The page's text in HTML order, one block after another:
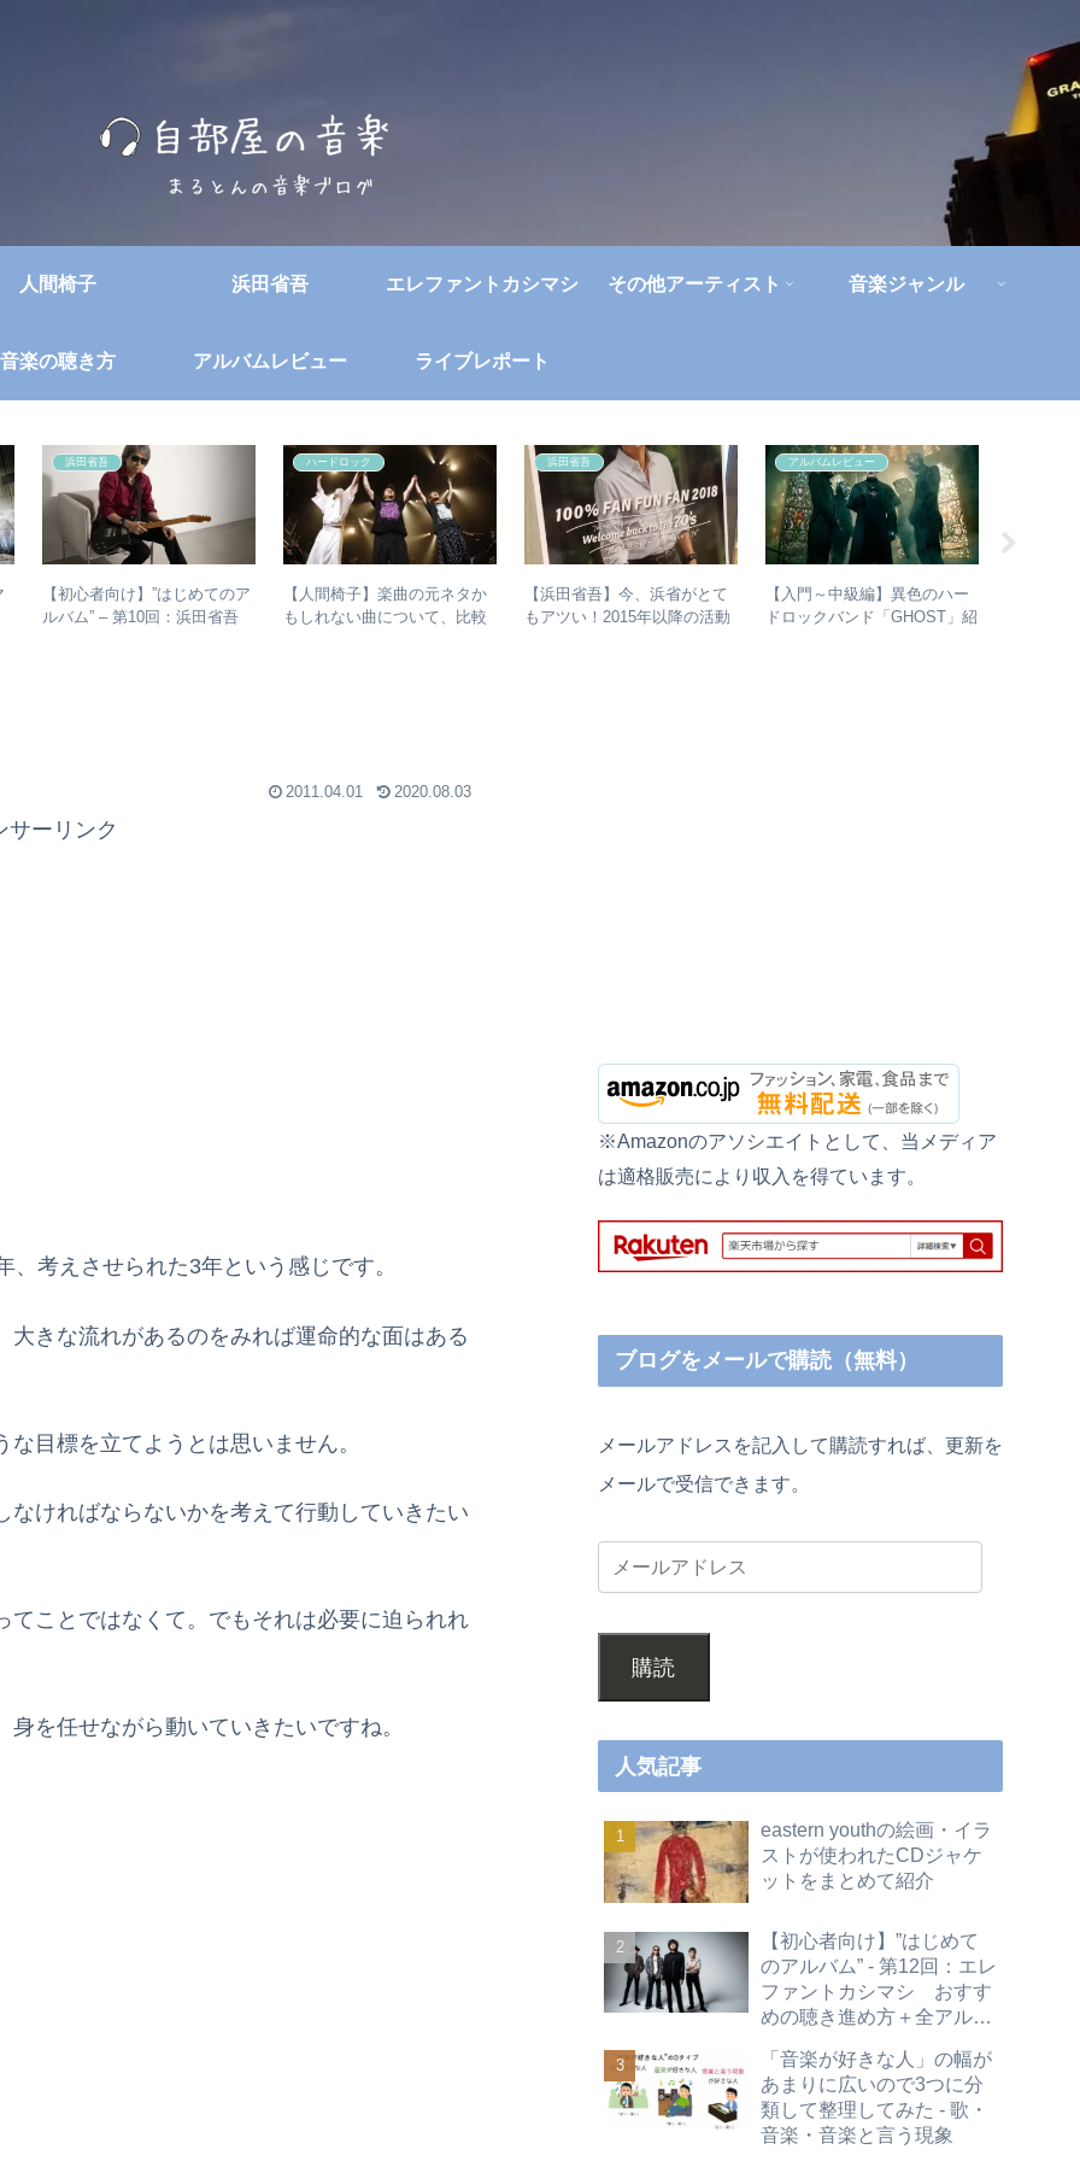
人間椅子 浜田省吾 エレファントカシマシ その他アーティスト 音楽ジャンル
音楽の聴き方 アルバムレビュー ライブレポート
浜田省吾
【初心者向け】”はじめてのア
ルバム” – 第10回：浜田省吾
ハードロック
【人間椅子】楽曲の元ネタか
もしれない曲について、比較
浜田省吾
【浜田省吾】今、浜省がとて
もアツい！2015年以降の活動
アルバムレビュー
【入門～中級編】異色のハー
ドロックバンド「GHOST」紹
2011.04.01 2020.08.03
サーリンク
考えさせられた3年という感じです。
きな流れがあるのをみれば運命的な面はある
目標を立てようとは思いません。
ければならないかを考えて行動していきたい
ことではなくて。でもそれは必要に迫られれ
を任せながら動いていきたいですね。
※Amazonのアソシエイトとして、当メディア
は適格販売により収入を得ています。
ブログをメールで購読（無料）
メールアドレスを記入して購読すれば、更新を
メールで受信できます。
購読
人気記事
eastern youthの絵画・イラ
ストが使われたCDジャケ
ットをまとめて紹介
【初心者向け】”はじめて
のアルバム” - 第12回：エレ
ファントカシマシ おすす
めの聴き進め方＋全アルバ
「音楽が好きな人」の幅が
あまりに広いので3つに分
類して整理してみた - 歌・
音楽・音楽と言う現象